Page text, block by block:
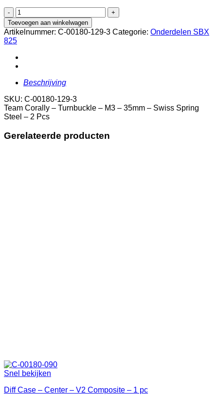
Team
Corally
-
Turnbuckle
-
M3
-
-
Spring
Steel
-
Pcs
Toevoegen aan winkelwagen
Artikelnummer: C-00180-129-3 Categorie: Onderdelen SBX
825
Beschrijving
SKU: C-00180-129-3
Team Corally – Turnbuckle – M3 – 35mm – Swiss Spring
Steel – 2 Pcs
Gerelateerde producten
Snel bekijken
Diff Case – Center – V2 Composite – 1 pc